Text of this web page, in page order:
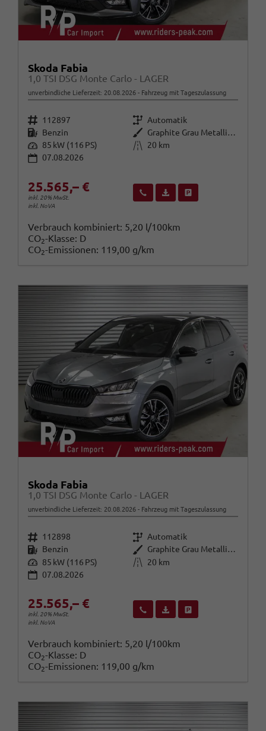
Skoda Fabia
1,0 TSI DSG Monte Carlo - LAGER
unverbindliche Lieferzeit: 20.08.2026 Fahrzeug mit Tageszulassung
Fahrzeugnr. 112897 Getriebe Automatik
Kraftstoff Benzin Außenfarbe
Graphite Grau Metallic (5X)
Leistung 85 kW (116 PS) Kilometerstand
20 km
07.08.2026
25.565,– €
inkl. 20% MwSt.
inkl. NoVA
Wir rufen Sie anFahrzeugexposé (PDF)
Verbrauch kombiniert: 5,20 l/100km
CO2-Klasse: D
CO2-Emissionen: 119,00 g/km
Skoda Fabia
1,0 TSI DSG Monte Carlo - LAGER
unverbindliche Lieferzeit: 20.08.2026 Fahrzeug mit Tageszulassung
Fahrzeugnr. 112898 Getriebe Automatik
Kraftstoff Benzin Außenfarbe
Graphite Grau Metallic (5X)
Leistung 85 kW (116 PS) Kilometerstand
20 km
07.08.2026
25.565,– €
inkl. 20% MwSt.
inkl. NoVA
Wir rufen Sie anFahrzeugexposé (PDF)
Verbrauch kombiniert: 5,20 l/100km
CO2-Klasse: D
CO2-Emissionen: 119,00 g/km